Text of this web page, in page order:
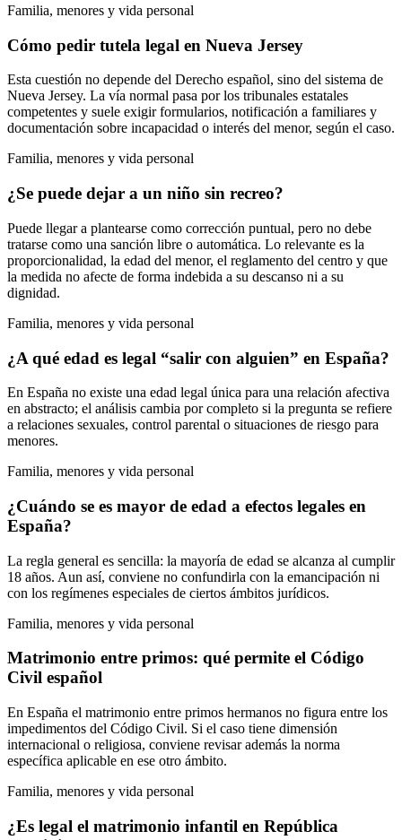
Familia, menores y vida personal
Cómo pedir tutela legal en Nueva Jersey
Esta cuestión no depende del Derecho español, sino del sistema de
Nueva Jersey. La vía normal pasa por los tribunales estatales
competentes y suele exigir formularios, notificación a familiares y
documentación sobre incapacidad o interés del menor, según el caso.
Familia, menores y vida personal
¿Se puede dejar a un niño sin recreo?
Puede llegar a plantearse como corrección puntual, pero no debe
tratarse como una sanción libre o automática. Lo relevante es la
proporcionalidad, la edad del menor, el reglamento del centro y que
la medida no afecte de forma indebida a su descanso ni a su
dignidad.
Familia, menores y vida personal
¿A qué edad es legal “salir con alguien” en España?
En España no existe una edad legal única para una relación afectiva
en abstracto; el análisis cambia por completo si la pregunta se refiere
a relaciones sexuales, control parental o situaciones de riesgo para
menores.
Familia, menores y vida personal
¿Cuándo se es mayor de edad a efectos legales en
España?
La regla general es sencilla: la mayoría de edad se alcanza al cumplir
18 años. Aun así, conviene no confundirla con la emancipación ni
con los regímenes especiales de ciertos ámbitos jurídicos.
Familia, menores y vida personal
Matrimonio entre primos: qué permite el Código
Civil español
En España el matrimonio entre primos hermanos no figura entre los
impedimentos del Código Civil. Si el caso tiene dimensión
internacional o religiosa, conviene revisar además la norma
específica aplicable en ese otro ámbito.
Familia, menores y vida personal
¿Es legal el matrimonio infantil en República